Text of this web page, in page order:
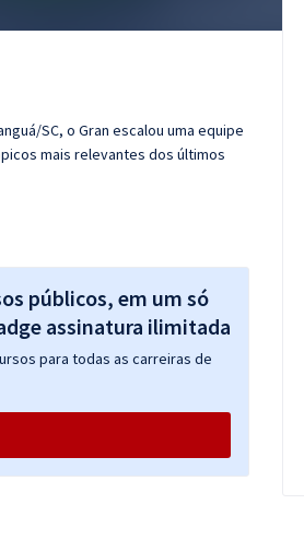
SC, o Gran escalou uma equipe
mais relevantes dos últimos
públicos, em um só
para todas as carreiras de